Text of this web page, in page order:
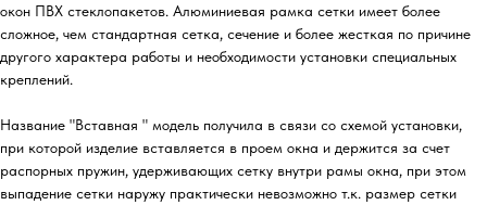
окон ПВХ стеклопакетов. Алюминиевая рамка сетки имеет более
сложное, чем стандартная сетка, сечение и более жесткая по причине
другого характера работы и необходимости установки специальных
креплений.
Название "Вставная " модель получила в связи со схемой установки,
при которой изделие вставляется в проем окна и держится за счет
распорных пружин, удерживающих сетку внутри рамы окна, при этом
выпадение сетки наружу практически невозможно т.к. размер сетки